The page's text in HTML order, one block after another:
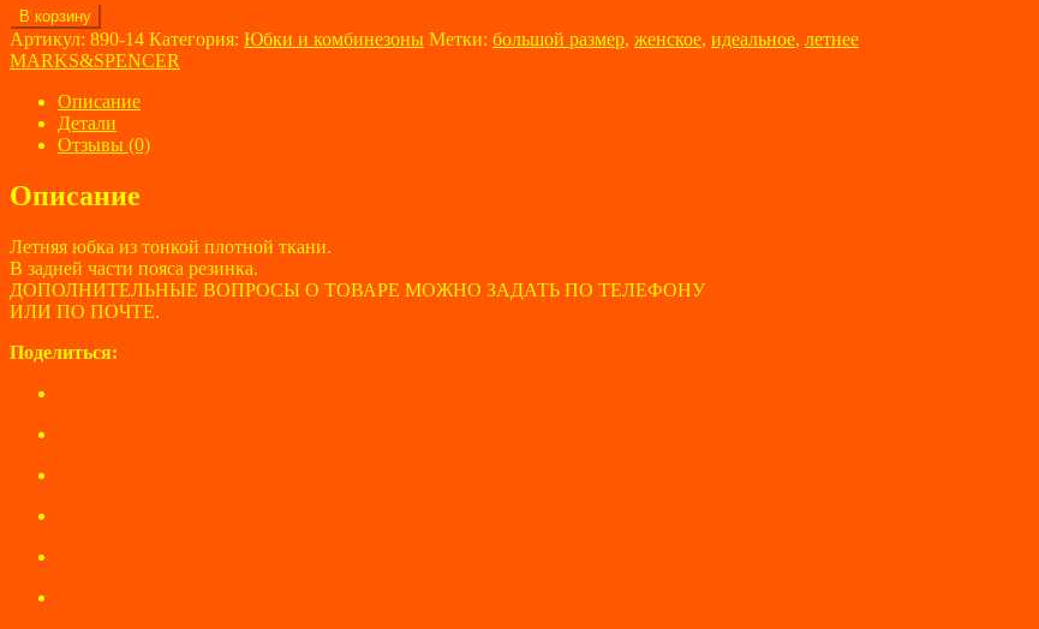
Количество
товара
Юбка
MARKS&SPENCER
размер
В корзину
Артикул: 890-14 Категория: Юбки и комбинезоны Метки: большой размер, женское, идеальное, летнее
MARKS&SPENCER
Описание
Детали
Отзывы (0)
Описание
Летняя юбка из тонкой плотной ткани.
В задней части пояса резинка.
ДОПОЛНИТЕЛЬНЫЕ ВОПРОСЫ О ТОВАРЕ МОЖНО ЗАДАТЬ ПО ТЕЛЕФОНУ
ИЛИ ПО ПОЧТЕ.
Поделиться: